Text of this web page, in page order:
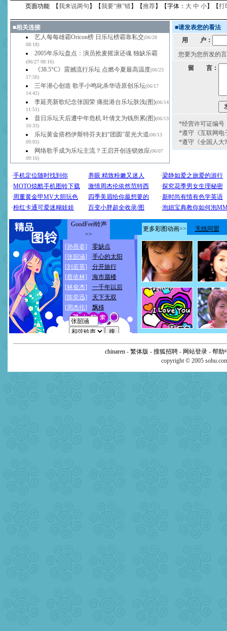
页面功能 【我来说两句 】【我要“揪”错】【推荐】【字体： 大 中 小】【打
■相关连接
艺人每每雄霸Oricon榜 日乐坛榜霸靠私交(06/28
08:18)
2005年乐坛盘点：演员抢麦摇滚还魂 独缺乐霸
(06/27 08:16)
《38.5°C》震撼流行乐坛 点燃今夏最高温度(06/23
17:56)
三年潜心创造 歌手小鸣叱杀华语原创乐坛(06/17
14:42)
李延亮新歌纪念张国荣 痛批港台乐坛肤浅(图)(06/14
11:51)
昔日乐坛天后遭中年危机 叶倩文为钱所累(图)(06/13
10:33)
乐坛黄金搭档伊斯特芬夫妇“团圆”星光大道(06/13
09:03)
网络歌手成为乐坛主流？王启开创连锁效应(06/07
09:16)
■请发表您的看法
用 户：
您要为您所发的
留 言：
*经营许可证编号
*遵守《互联网电
*遵守《全国人大
chinaren - 繁体版 - 搜狐招聘 - 网站登录 - 帮助
copyright © 2005